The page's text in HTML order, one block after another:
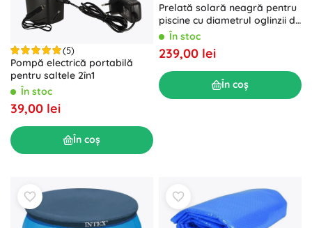
(5)
Pompă electrică portabilă
pentru saltele 2în1
În stoc
39,00 lei
În coș
Prelată solară neagră pentru
piscine cu diametrul oglinzii de
apă 4,57 m
În stoc
239,00 lei
În coș